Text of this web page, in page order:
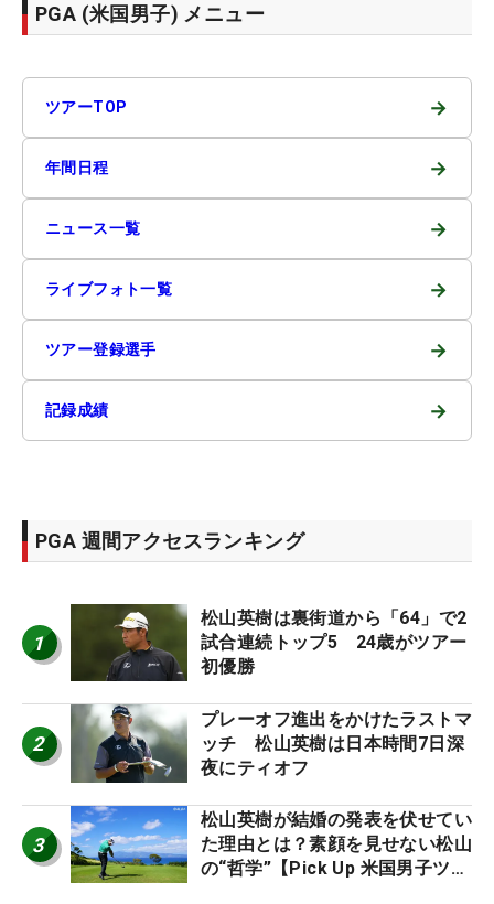
PGA (米国男子) メニュー
ツアーTOP →
年間日程 →
ニュース一覧 →
ライブフォト一覧 →
ツアー登録選手 →
記録成績 →
PGA 週間アクセスランキング
1
松山英樹は裏街道から「64」で2
試合連続トップ5 24歳がツアー
初優勝
2
プレーオフ進出をかけたラストマ
ッチ 松山英樹は日本時間7日深
夜にティオフ
3
松山英樹が結婚の発表を伏せてい
た理由とは？素顔を見せない松山
の“哲学”【Pick Up 米国男子ツア